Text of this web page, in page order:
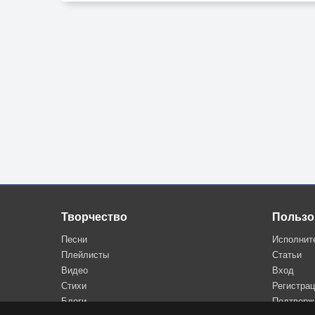
Неба кусочек.
Синий платочек.
Даль моя. Светлая даль.
Творчество
Песни
Плейлисты
Видео
Стихи
Блоги
Статьи
Вход